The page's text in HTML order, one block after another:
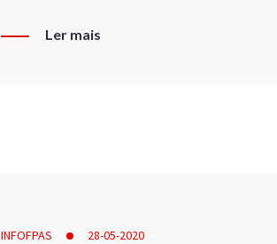
Ler mais
INFOFPAS 28-05-2020